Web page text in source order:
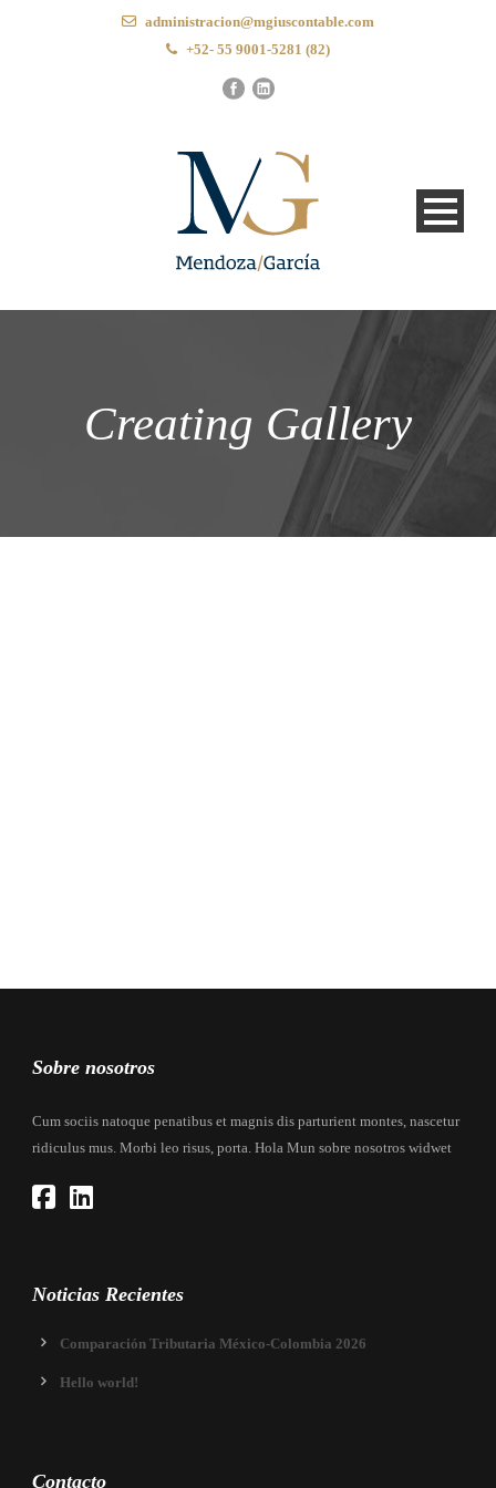
administracion@mgiuscontable.com
+52- 55 9001-5281 (82)
Creating Gallery
Sobre nosotros
Cum sociis natoque penatibus et magnis dis parturient montes, nascetur
ridiculus mus. Morbi leo risus, porta. Hola Mun sobre nosotros widwet
Noticias Recientes
Comparación Tributaria México-Colombia 2026
Hello world!
Contacto